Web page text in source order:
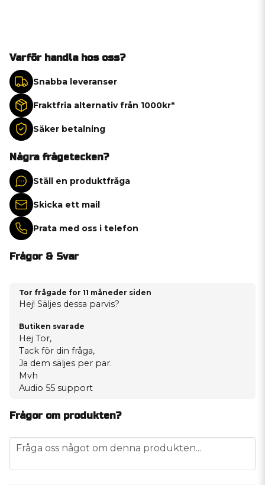
Varför handla hos oss?
Snabba leveranser
Fraktfria alternativ från 1000kr*
Säker betalning
Några frågetecken?
Ställ en produktfråga
Skicka ett mail
Prata med oss i telefon
Frågor & Svar
Tor frågade for 11 måneder siden
Hej! Säljes dessa parvis?
Butiken svarade
Hej Tor,
Tack för din fråga,
Ja dem säljes per par.
Mvh
Audio 55 support
Frågor om produkten?
question
Fråga oss något om denna produkten...